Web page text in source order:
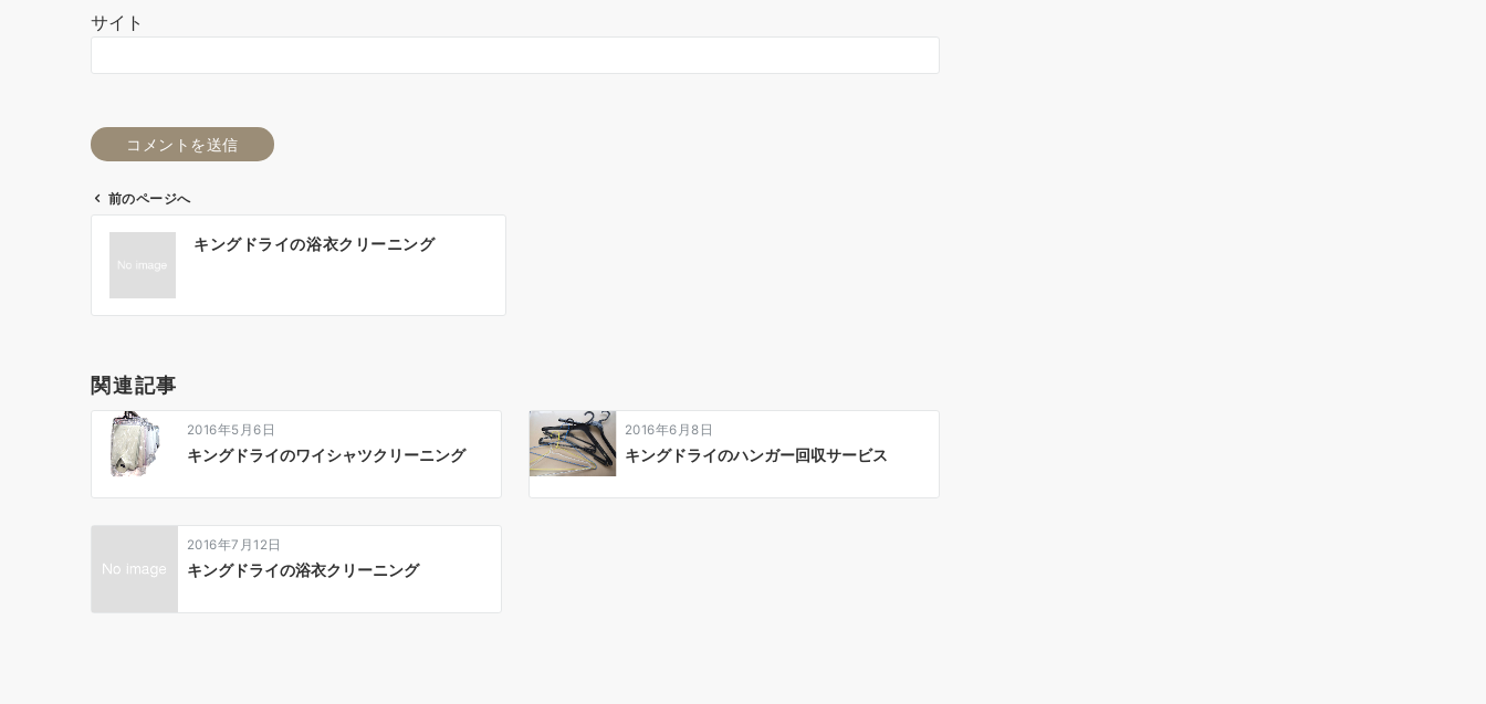
サイト
投
ナ
ゲ
ー
シ
ョ
ン
前のページへ
キングドライの浴衣クリーニング
関連記事
2016年5月6日
キングドライのワイシャツクリーニング
2016年6月8日
キングドライのハンガー回収サービス
2016年7月12日
キングドライの浴衣クリーニング